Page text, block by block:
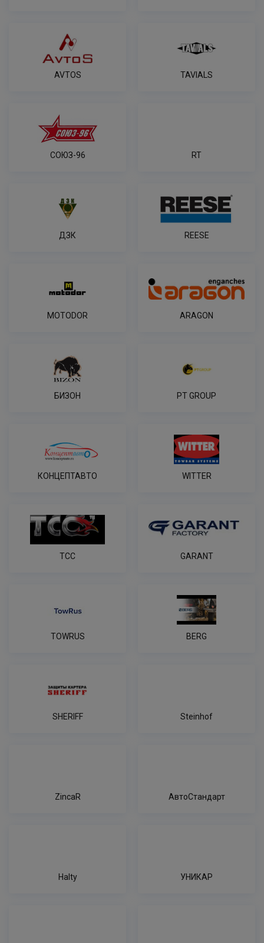
AVTOS TAVIALS
СОЮЗ-96 RT
ДЗК REESE
MOTODOR ARAGON
БИЗОН PT GROUP
КОНЦЕПТАВТО WITTER
ТСС GARANT
TOWRUS BERG
SHERIFF Steinhof
ZincaR АвтоСтандарт
Halty УНИКАР